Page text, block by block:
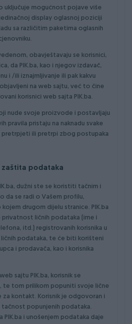
uključuje mogućnost pojave više
display oglasnoj poziciji
sa različitim paketima oglasnih
obavještavaju se korisnici,
da PIK.ba, kao i njegov izdavač,
i /ili iznajmljivanje ili pak kakvu
na web sajtu, već to čine
korisnici web sajta PIK.ba.
nude svoje proizvode i postavljaju
pravila pristaju na naknadu svake
pretrpjeti ili pretrpi zbog postupaka
zaštita podataka
dužni ste se koristiti tačnim i
da se radi o Vašem profilu,
drugom dijelu stranice. PIK.ba
ličnih podataka (ime i
itd.) registrovanih korisnika u
podataka, te će biti korišteni
i prodavača, kao i korisnika
sajtu PIK.ba, korisnik se
te tom prilikom popuniti svoje lične
kontakt. Korisnik je odgovoran i
popunjenih podataka.
PIK.ba i unošenjem podataka daje